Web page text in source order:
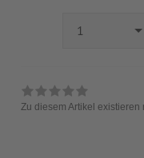
1
Zu diesem Artikel